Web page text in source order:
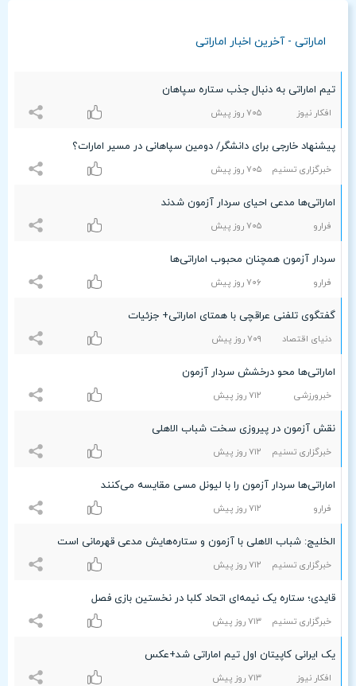
اماراتی - آخرین اخبار اماراتی
تیم اماراتی به دنبال جذب ستاره سپاهان
افکار نیوز ۷۰۵ روز پیش
پیشنهاد خارجی برای دانشگر/ دومین سپاهانی در مسیر امارات؟
خبرگزاری تسنیم ۷۰۵ روز پیش
اماراتی‌ها مدعی احیای سردار آزمون شدند
فرارو ۷۰۵ روز پیش
سردار آزمون همچنان محبوب اماراتی‌ها
فرارو ۷۰۶ روز پیش
گفتگوی تلفنی عراقچی با همتای اماراتی+ جزئیات
دنیای اقتصاد ۷۰٩ روز پیش
اماراتی‌ها محو درخشش سردار آزمون
خبرورزشی ۷۱۲ روز پیش
نقش آزمون در پیروزی سخت شباب الاهلی
خبرگزاری تسنیم ۷۱۲ روز پیش
اماراتی‌ها سردار آزمون را با لیونل مسی مقایسه می‌کنند
فرارو ۷۱۲ روز پیش
الخلیج: شباب الاهلی با آزمون و ستاره‌هایش مدعی قهرمانی است
خبرگزاری تسنیم ۷۱۲ روز پیش
قایدی؛ ستاره یک نیمه‌ای اتحاد کلبا در نخستین بازی فصل
خبرگزاری تسنیم ۷۱٣ روز پیش
یک ایرانی کاپیتان اول تیم اماراتی شد+عکس
افکار نیوز ۷۱٣ روز پیش